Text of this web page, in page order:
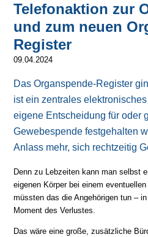
Telefonaktion zur
und zum neuen
Register
09.04.2024
Das Organspende-Register
ist ein zentrales
eigene Entscheidung für oder
Gewebespende festgehalten
Anlass mehr, sich rechtzeitig
Denn zu Lebzeiten kann man selbst
eigenen Körper bei einem
müssten das die Angehörigen tun –
Moment des Verlustes.
Das wäre eine große, zusätzliche